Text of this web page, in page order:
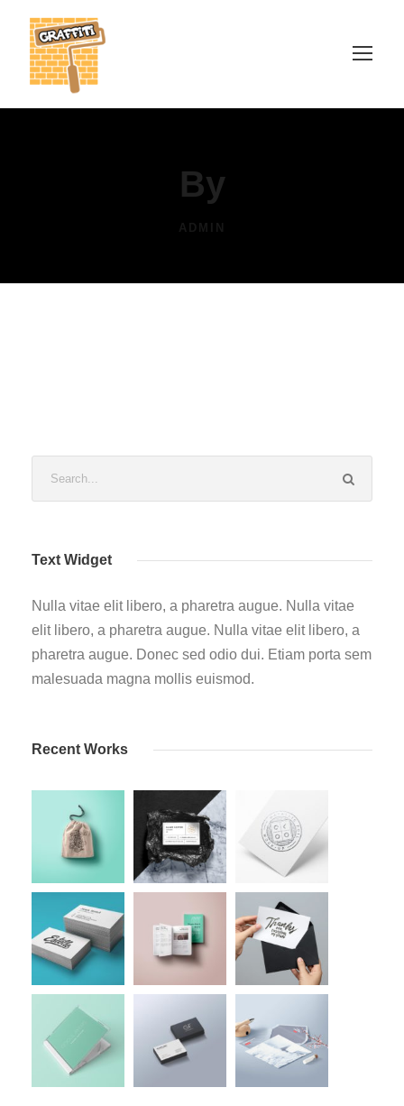
By
Text Widget
Nulla vitae elit libero, a pharetra augue. Nulla vitae
elit libero, a pharetra augue. Nulla vitae elit libero, a
pharetra augue. Donec sed odio dui. Etiam porta sem
malesuada magna mollis euismod.
Recent Works